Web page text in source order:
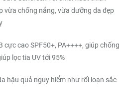
vừa chống nắng, vừa dưỡng da đẹp
cực cao SPF50+, PA++++, giúp chống
lọc tia UV tới 95%
hậu quả nguy hiểm như rối loạn sắc